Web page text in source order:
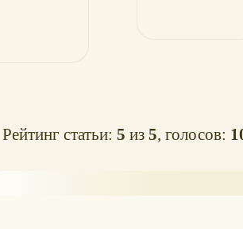
Рейтинг статьи:5 из5 , голосов: